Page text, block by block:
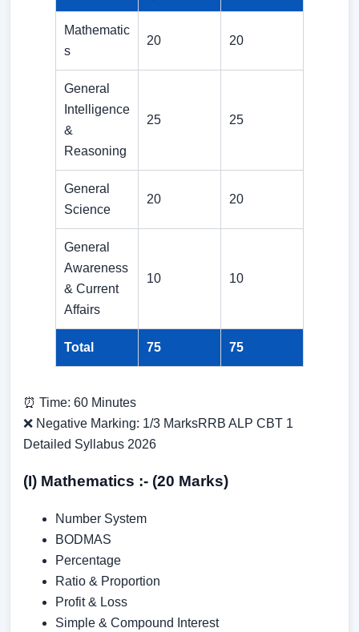
Mathematic
s
20 20
General
Intelligence
&
Reasoning
25 25
General
Science
20 20
General
Awareness
& Current
Affairs
10 10
Total 75 75
⏰ Time: 60 Minutes
❌ Negative Marking: 1/3 MarksRRB ALP CBT 1
Detailed Syllabus 2026
(I) Mathematics :- (20 Marks)
Number System
BODMAS
Percentage
Ratio & Proportion
Profit & Loss
Simple & Compound Interest